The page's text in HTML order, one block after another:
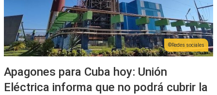
Redes sociales
Apagones para Cuba hoy: Unión
Eléctrica informa que no podrá cubrir la